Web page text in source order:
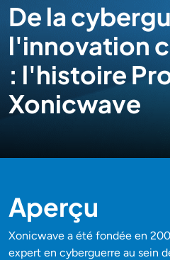
De la
l'innovation
: l'histoire
Xonicwave
Aperçu
Xonicwave a été fondée en
expert en cyberguerre au sein